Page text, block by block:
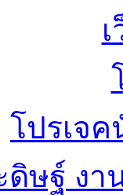
โปรเจ
ษฐ์ งา